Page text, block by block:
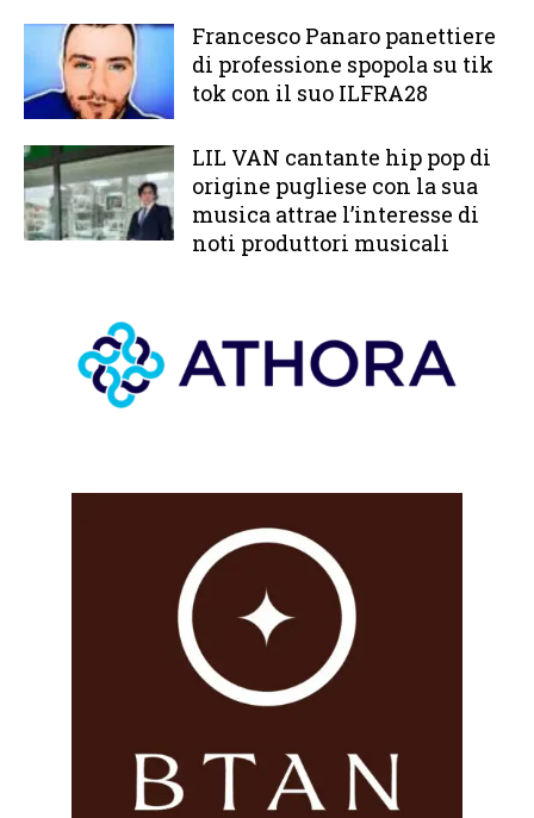
Francesco Panaro panettiere
di professione spopola su tik
tok con il suo ILFRA28
LIL VAN cantante hip pop di
origine pugliese con la sua
musica attrae l’interesse di
noti produttori musicali